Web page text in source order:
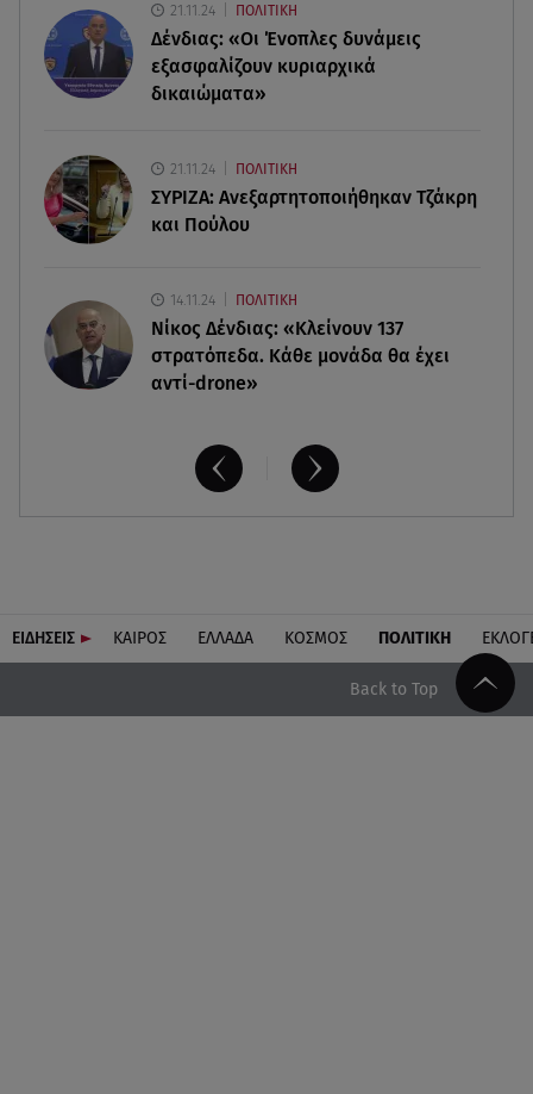
07.08.26 , 09:06
Κιάρα Φεράνι: Φωτογραφίες από τις διακοπές
της στην Ίμπιζα
Η «καταραμένη»​​​​​​​ ζωή της Ελίζαμπεθ Τέιλορ
21.11.24 ΠΟΛΙΤΙΚΗ
Δένδιας: «Οι Ένοπλες δυνάμεις
εξασφαλίζουν κυριαρχικά
δικαιώματα»
21.11.24 ΠΟΛΙΤΙΚΗ
ΣΥΡΙΖΑ: Ανεξαρτητοποιήθηκαν Τζάκρη
και Πούλου
14.11.24 ΠΟΛΙΤΙΚΗ
Νίκος Δένδιας: «Κλείνουν 137
στρατόπεδα. Kάθε μονάδα θα έχει
αντί-drone»
ΕΙΔΗΣΕΙΣ ΚΑΙΡΟΣ ΕΛΛΑΔΑ ΚΟΣΜΟΣ ΠΟΛΙΤΙΚΗ
Back to Top